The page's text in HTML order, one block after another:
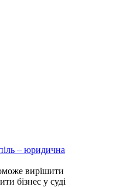
вирішити
бізнес у суді